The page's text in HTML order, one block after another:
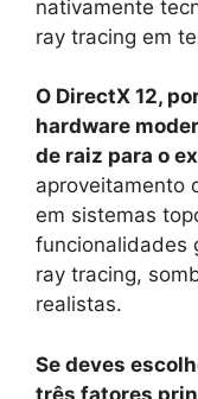
nativamente
ray tracing em
O DirectX 12,
hardware
de raiz para o
aproveitamento
em sistemas
funcionalidades
ray tracing,
realistas.
Se deves
três fatores